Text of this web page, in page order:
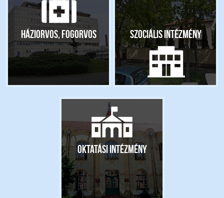
Háziorvos, fogorvos Szociális intézmény
Oktatási intézmény